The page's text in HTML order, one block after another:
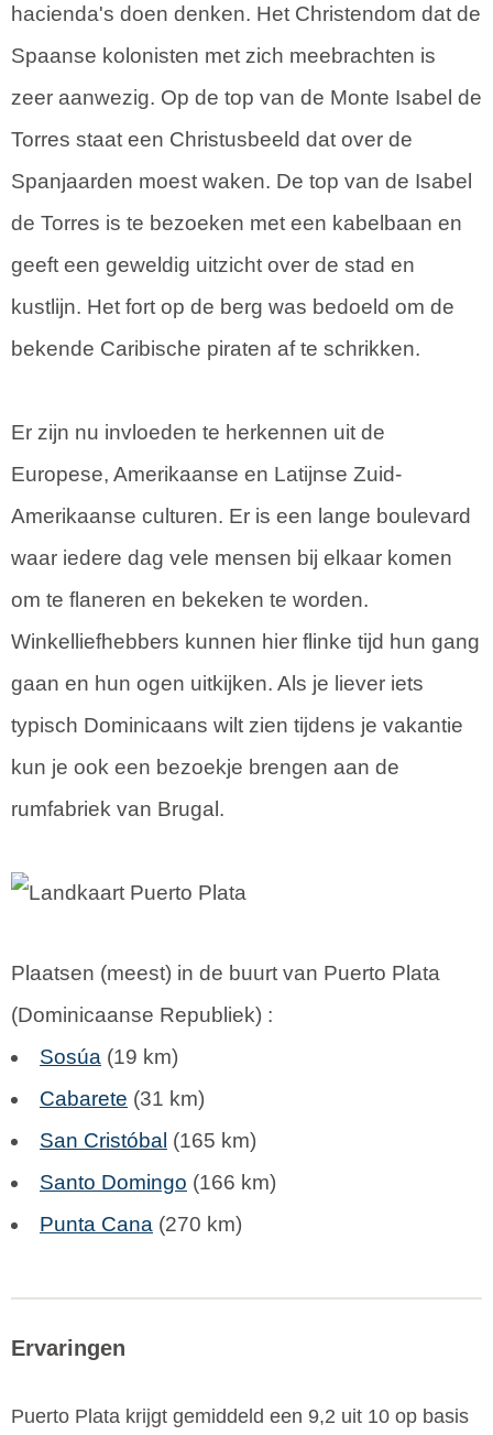
hacienda's doen denken. Het Christendom dat de
Spaanse kolonisten met zich meebrachten is
zeer aanwezig. Op de top van de Monte Isabel de
Torres staat een Christusbeeld dat over de
Spanjaarden moest waken. De top van de Isabel
de Torres is te bezoeken met een kabelbaan en
geeft een geweldig uitzicht over de stad en
kustlijn. Het fort op de berg was bedoeld om de
bekende Caribische piraten af te schrikken.
Er zijn nu invloeden te herkennen uit de
Europese, Amerikaanse en Latijnse Zuid-
Amerikaanse culturen. Er is een lange boulevard
waar iedere dag vele mensen bij elkaar komen
om te flaneren en bekeken te worden.
Winkelliefhebbers kunnen hier flinke tijd hun gang
gaan en hun ogen uitkijken. Als je liever iets
typisch Dominicaans wilt zien tijdens je vakantie
kun je ook een bezoekje brengen aan de
rumfabriek van Brugal.
Plaatsen (meest) in de buurt van Puerto Plata
(Dominicaanse Republiek) :
Sosúa (19 km)
Cabarete (31 km)
San Cristóbal (165 km)
Santo Domingo (166 km)
Punta Cana (270 km)
Ervaringen
Puerto Plata krijgt gemiddeld een 9,2 uit 10 op basis